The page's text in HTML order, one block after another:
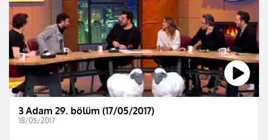
3 Adam 29. bölüm (17/05/2017)
18/05/2017